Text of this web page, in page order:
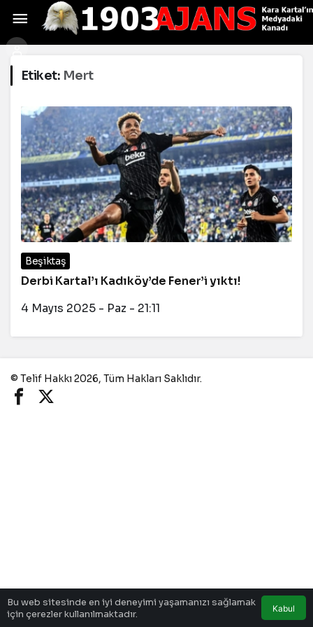
Etiket: Mert
Beşiktaş
Derbi Kartal’ı Kadıköy’de Fener’i yıktı!
4 Mayıs 2025 - Paz - 21:11
Bu web sitesinde en iyi deneyimi yaşamanızı sağlamak
için çerezler kullanılmaktadır.
Kabul
© Telif Hakkı 2026, Tüm Hakları Saklıdır.